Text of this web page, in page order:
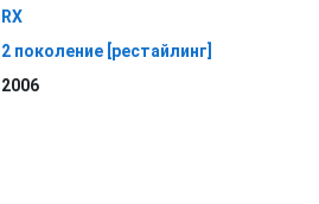
RX
2 поколение [рестайлинг]
2006